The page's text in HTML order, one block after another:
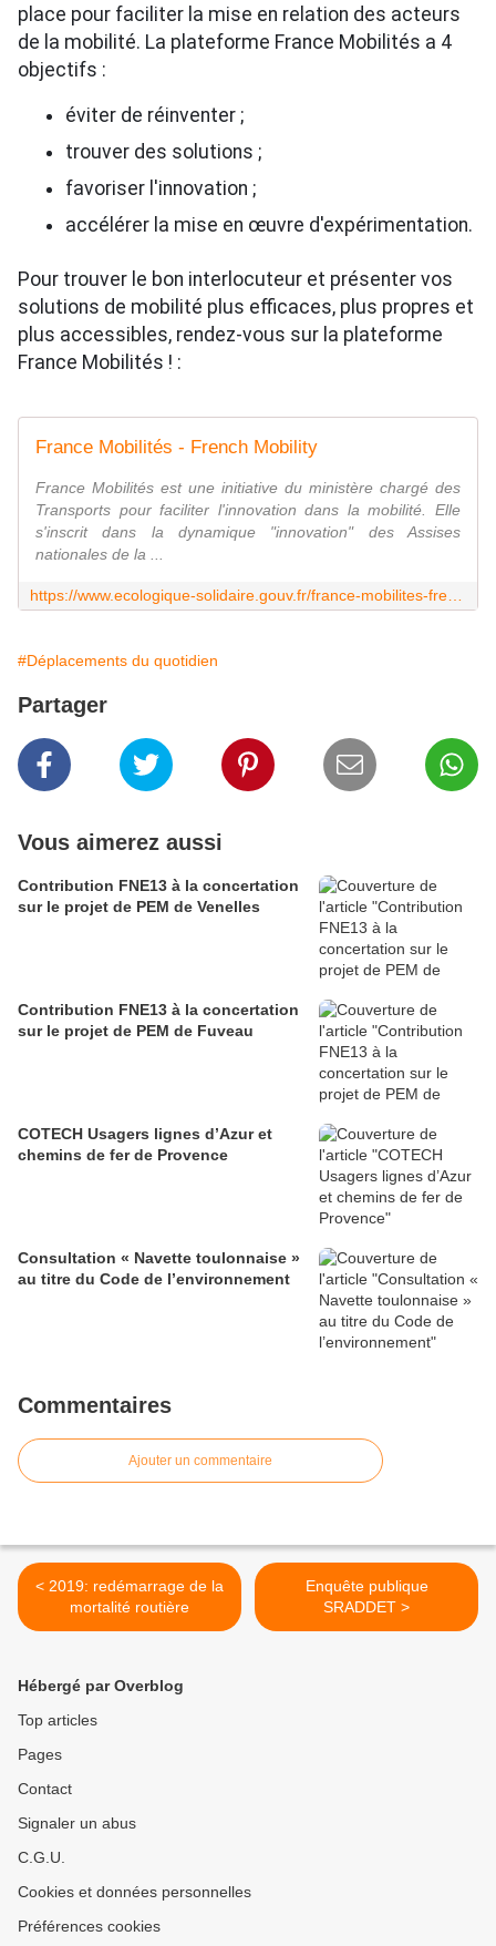
place pour faciliter la mise en relation des acteurs
de la mobilité. La plateforme France Mobilités a 4
objectifs :
éviter de réinventer ;
trouver des solutions ;
favoriser l'innovation ;
accélérer la mise en œuvre d'expérimentation.
Pour trouver le bon interlocuteur et présenter vos
solutions de mobilité plus efficaces, plus propres et
plus accessibles, rendez-vous sur la plateforme
France Mobilités ! :
France Mobilités - French Mobility
France Mobilités est une initiative du ministère chargé des
Transports pour faciliter l'innovation dans la mobilité. Elle
s'inscrit dans la dynamique "innovation" des Assises
nationales de la ...
#Déplacements du quotidien
Partager
Vous aimerez aussi
Contribution FNE13 à la concertation
sur le projet de PEM de Venelles
Contribution FNE13 à la concertation
sur le projet de PEM de Fuveau
COTECH Usagers lignes d’Azur et
chemins de fer de Provence
Consultation « Navette toulonnaise »
au titre du Code de l’environnement
Commentaires
Ajouter un commentaire
< 2019: redémarrage de la
mortalité routière
Enquête publique
SRADDET >
Hébergé par Overblog
Top articles
Pages
Contact
Signaler un abus
C.G.U.
Cookies et données personnelles
Préférences cookies